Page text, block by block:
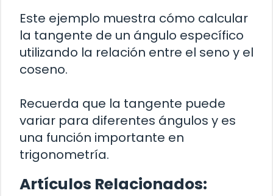
Este ejemplo muestra cómo calcular
la tangente de un ángulo específico
utilizando la relación entre el seno y el
coseno.
Recuerda que la tangente puede
variar para diferentes ángulos y es
una función importante en
trigonometría.
Artículos Relacionados: